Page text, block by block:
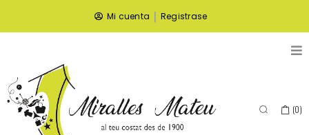
Mi cuenta | Registrase
(0)